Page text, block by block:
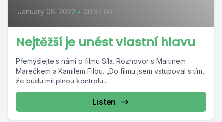
January 06, 2022 • 00:34:06
Nejtěžší je unést vlastní hlavu
Přemýšlejte s námi o filmu Síla. Rozhovor s Martinem
Marečkem a Kamilem Filou. „Do filmu jsem vstupoval s tím,
že budu mít plnou kontrolu...
Listen